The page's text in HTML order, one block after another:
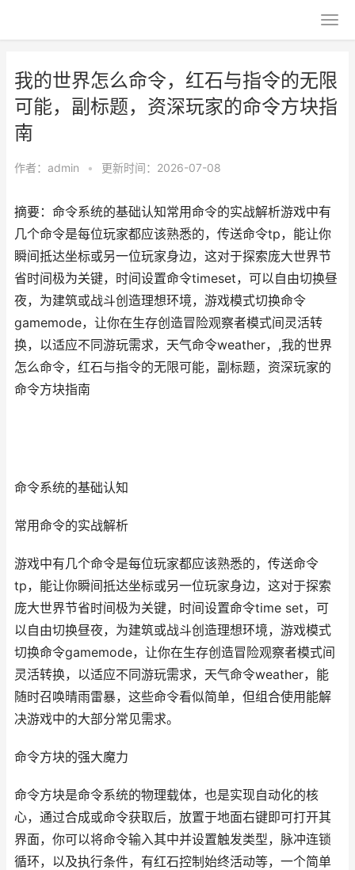
我的世界怎么命令，红石与指令的无限
可能，副标题，资深玩家的命令方块指
南
作者： admin • 更新时间：2026-07-08
摘要：命令系统的基础认知常用命令的实战解析游戏中有
几个命令是每位玩家都应该熟悉的，传送命令tp，能让你
瞬间抵达坐标或另一位玩家身边，这对于探索庞大世界节
省时间极为关键，时间设置命令timeset，可以自由切换昼
夜，为建筑或战斗创造理想环境，游戏模式切换命令
gamemode，让你在生存创造冒险观察者模式间灵活转
换，以适应不同游玩需求，天气命令weather，,我的世界
怎么命令，红石与指令的无限可能，副标题，资深玩家的
命令方块指南
命令系统的基础认知
常用命令的实战解析
游戏中有几个命令是每位玩家都应该熟悉的，传送命令
tp，能让你瞬间抵达坐标或另一位玩家身边，这对于探索
庞大世界节省时间极为关键，时间设置命令time set，可
以自由切换昼夜，为建筑或战斗创造理想环境，游戏模式
切换命令gamemode，让你在生存创造冒险观察者模式间
灵活转换，以适应不同游玩需求，天气命令weather，能
随时召唤晴雨雷暴，这些命令看似简单，但组合使用能解
决游戏中的大部分常见需求。
命令方块的强大魔力
命令方块是命令系统的物理载体，也是实现自动化的核
心，通过合成或命令获取后，放置于地面右键即可打开其
界面，你可以将命令输入其中并设置触发类型，脉冲连锁
循环，以及执行条件，有红石控制始终活动等，一个简单